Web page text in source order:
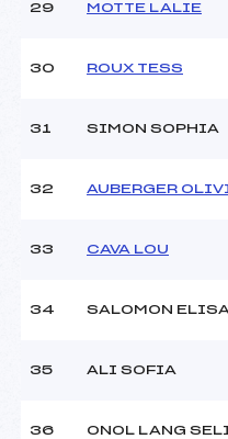
29 MOTTE LALIE
30 ROUX TESS
31 SIMON SOPHIA
32 AUBERGER
33 CAVA LOU
34 SALOMON
35 ALI SOFIA
36 ONOL LANG